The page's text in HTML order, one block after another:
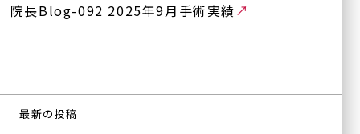
最新の投稿
院長Blog-092 2025年9月手術実績